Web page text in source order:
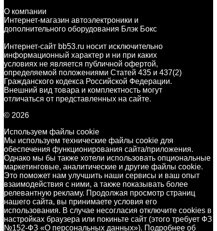
О компании
Интернет-магазин автоэлектроники и
дополнительного оборудования Блэк Бокс
Интернет-сайт bb53.ru носит исключительно
информационный характер и ни при каких
условиях не является публичной офертой,
определяемой положениями Статей 435 и 437(2)
Гражданского кодекса Российской Федерации.
Внешний вид товара и комплектность могут
отличаться от представленных на сайте.
© 2026
Используем файлы cookie
Мы используем технические файлы cookie для
обеспечения функционирования сайта/приложения.
Однако мы бы также хотели использовать опциональные
маркетинговые, аналитические и другие файлы cookie.
Это поможет нам улучшить наши сервисы и ваш опыт
взаимодействия с ними, а также показывать более
релевантную рекламу. Продолжая просмотр страниц
нашего сайта, вы принимаете условия его
использования. В случае несогласия отключите cookies в
настройках браузера или покиньте сайт (этого требует ФЗ
№152-ФЗ «О персональных данных»). Подробнее об